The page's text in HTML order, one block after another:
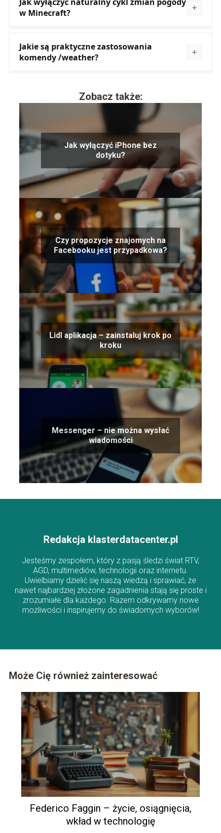
w Minecraft?
Jakie są praktyczne zastosowania
komendy /weather?
Zobacz także:
Jak wyłączyć iPhone bez
dotyku?
Czy propozycje znajomych na
Facebooku jest przypadkowa?
Lidl aplikacja – zainstaluj krok po
kroku
Messenger – nie można wysłać
wiadomości
Redakcja klasterdatacenter.pl
Jesteśmy zespołem, który z pasją śledzi świat RTV,
AGD, multimediów, technologii oraz internetu.
Uwielbiamy dzielić się naszą wiedzą i sprawiać, że
nawet najbardziej złożone zagadnienia stają się proste i
zrozumiałe dla każdego. Razem odkrywamy nowe
możliwości i inspirujemy do świadomych wyborów!
Może Cię również zainteresować
Federico Faggin – życie, osiągnięcia,
wkład w technologię